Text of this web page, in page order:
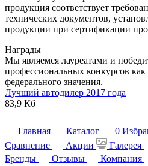
продукция соответствует
технических документов,
продукции при сертификации
Награды
Мы являемся лауреатами и
профессиональных конкурсов как
федерального значения.
Лучший автодилер 2017 года
83,9 Кб
Главная Каталог 0
Сравнение
Акции Галерея
Бренды
Отзывы Компания